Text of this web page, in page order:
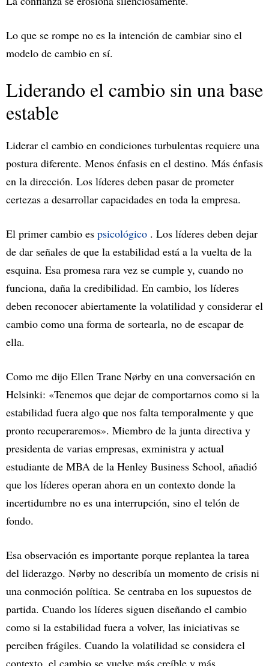
Lo que se rompe no es la intención de cambiar sino el
modelo de cambio en sí.
Liderando el cambio sin una base
estable
Liderar el cambio en condiciones turbulentas requiere una
postura diferente. Menos énfasis en el destino. Más énfasis
en la dirección. Los líderes deben pasar de prometer
certezas a desarrollar capacidades en toda la empresa.
El primer cambio es psicológico . Los líderes deben dejar
de dar señales de que la estabilidad está a la vuelta de la
esquina. Esa promesa rara vez se cumple y, cuando no
funciona, daña la credibilidad. En cambio, los líderes
deben reconocer abiertamente la volatilidad y considerar el
cambio como una forma de sortearla, no de escapar de
ella.
Como me dijo Ellen Trane Nørby en una conversación en
Helsinki: «Tenemos que dejar de comportarnos como si la
estabilidad fuera algo que nos falta temporalmente y que
pronto recuperaremos». Miembro de la junta directiva y
presidenta de varias empresas, exministra y actual
estudiante de MBA de la Henley Business School, añadió
que los líderes operan ahora en un contexto donde la
incertidumbre no es una interrupción, sino el telón de
fondo.
Esa observación es importante porque replantea la tarea
del liderazgo. Nørby no describía un momento de crisis ni
una conmoción política. Se centraba en los supuestos de
partida. Cuando los líderes siguen diseñando el cambio
como si la estabilidad fuera a volver, las iniciativas se
perciben frágiles. Cuando la volatilidad se considera el